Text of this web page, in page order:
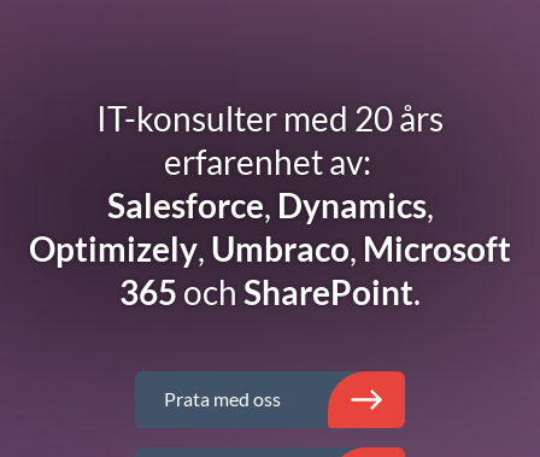
IT-konsulter med 20 års
erfarenhet av:
Salesforce, Dynamics,
Optimizely, Umbraco, Microsoft
365 och SharePoint.
Prata med oss